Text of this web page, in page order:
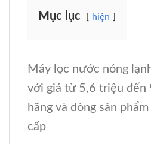
Mục lục hiện
Máy lọc nước nóng
với giá từ 5,6 triệu đến
hãng và dòng sản
cấp